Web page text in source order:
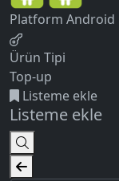
Platform Android
Ürün Tipi
Top-up
Listeme ekle
Listeme ekle